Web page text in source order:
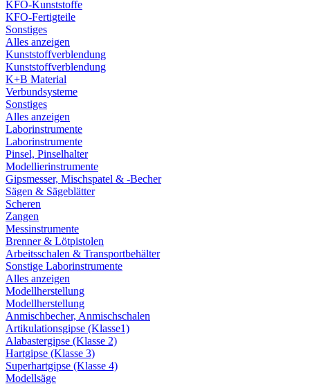
KFO-Kunststoffe
KFO-Fertigteile
Sonstiges
Alles anzeigen
Kunststoffverblendung
Kunststoffverblendung
K+B Material
Verbundsysteme
Sonstiges
Alles anzeigen
Laborinstrumente
Laborinstrumente
Pinsel, Pinselhalter
Modellierinstrumente
Gipsmesser, Mischspatel & -Becher
Sägen & Sägeblätter
Scheren
Zangen
Messinstrumente
Brenner & Lötpistolen
Arbeitsschalen & Transportbehälter
Sonstige Laborinstrumente
Alles anzeigen
Modellherstellung
Modellherstellung
Anmischbecher, Anmischschalen
Artikulationsgipse (Klasse1)
Alabastergipse (Klasse 2)
Hartgipse (Klasse 3)
Superhartgipse (Klasse 4)
Modellsäge